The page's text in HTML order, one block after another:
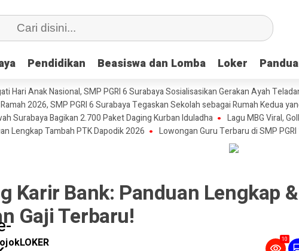
Pendidikan Beasiswa dan Lomba Loker
Pendidikan Beasiswa dan Lomba Loker
Hari Anak Nasional, SMP PGRI 6 Surabaya Sosialisasikan Gerakan Ayah
2026, SMP PGRI 6 Surabaya Tegaskan Sekolah sebagai Rumah Kedua
Surabaya Bagikan 2.700 Paket Daging Kurban Iduladha
Lagu MBG Viral,
Lengkap Tambah PTK Dapodik 2026
Lowongan Guru Terbaru di SMP
Karir Bank: Panduan Lengkap &
Gaji Terbaru!
10